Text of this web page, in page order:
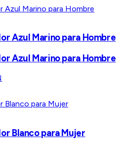
Azul Marino para Hombre
Azul Marino para Hombre
Blanco para Mujer